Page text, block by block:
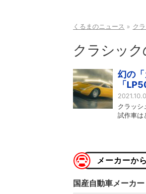
くるまのニュース ク
クラシッ
幻の
「
クラッシ
試作車は
メーカーか
国産自動車メーカー